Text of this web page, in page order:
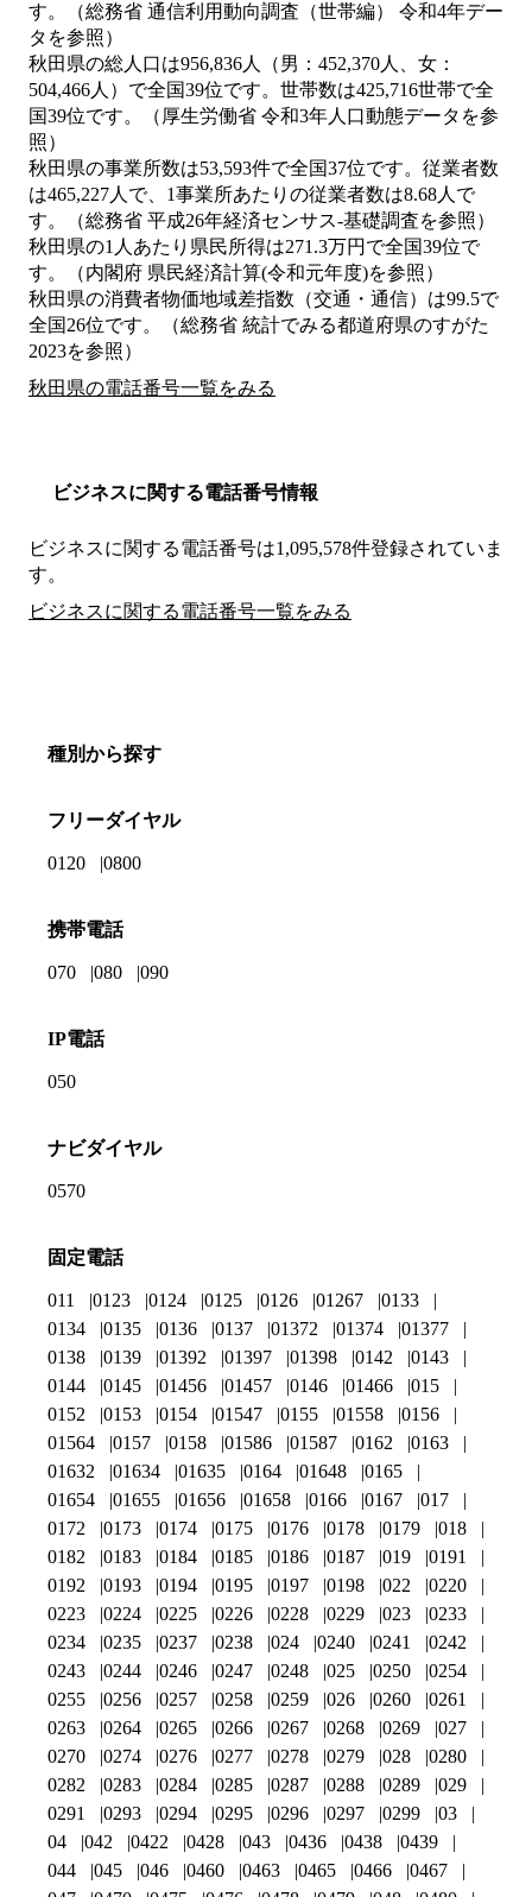
す。（総務省 通信利用動向調査（世帯編） 令和4年デー
タを参照）
秋田県の総人口は956,836人（男：452,370人、女：
504,466人）で全国39位です。世帯数は425,716世帯で全
国39位です。（厚生労働省 令和3年人口動態データを参
照）
秋田県の事業所数は53,593件で全国37位です。従業者数
は465,227人で、1事業所あたりの従業者数は8.68人で
す。（総務省 平成26年経済センサス‐基礎調査を参照）
秋田県の1人あたり県民所得は271.3万円で全国39位で
す。（内閣府 県民経済計算(令和元年度)を参照）
秋田県の消費者物価地域差指数（交通・通信）は99.5で
全国26位です。（総務省 統計でみる都道府県のすがた
2023を参照）
秋田県の電話番号一覧をみる
ビジネスに関する電話番号情報
ビジネスに関する電話番号は1,095,578件登録されていま
す。
ビジネスに関する電話番号一覧をみる
種別から探す
フリーダイヤル
0120 0800
携帯電話
070 080 090
IP電話
050
ナビダイヤル
0570
固定電話
011 0123 0124 0125 0126 01267
0133
0134
0135 0136 0137 01372 01374
01377
0138
0139 01392 01397 01398 0142
0143
0144
0145 01456 01457 0146 01466
015
0152
0153 0154 01547 0155 01558
0156
01564
0157 0158 01586 01587 0162
0163
01632
01634 01635 0164 01648
0165
01654
01655 01656 01658 0166 0167
017
0172
0173 0174 0175 0176 0178 0179
018
0182
0183 0184 0185 0186 0187 019
0191
0192
0193 0194 0195 0197 0198 022
0220
0223
0224 0225 0226 0228 0229 023
0233
0234
0235 0237 0238 024 0240 0241
0242
0243
0244 0246 0247 0248 025 0250
0254
0255
0256 0257 0258 0259 026 0260
0261
0263
0264 0265 0266 0267 0268 0269
027
0270
0274 0276 0277 0278 0279 028
0280
0282
0283 0284 0285 0287 0288 0289
029
0291
0293 0294 0295 0296 0297 0299
03
04
042 0422 0428 043 0436 0438
0439
044
045 046 0460 0463 0465 0466
0467